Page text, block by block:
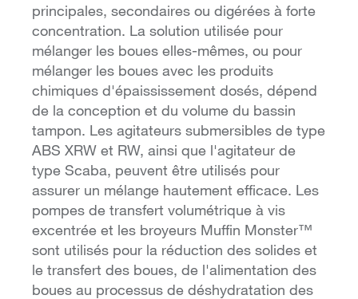
principales, secondaires ou digérées à forte
concentration. La solution utilisée pour
mélanger les boues elles-mêmes, ou pour
mélanger les boues avec les produits
chimiques d'épaississement dosés, dépend
de la conception et du volume du bassin
tampon. Les agitateurs submersibles de type
ABS XRW et RW, ainsi que l'agitateur de
type Scaba, peuvent être utilisés pour
assurer un mélange hautement efficace. Les
pompes de transfert volumétrique à vis
excentrée et les broyeurs Muffin Monster™
sont utilisés pour la réduction des solides et
le transfert des boues, de l'alimentation des
boues au processus de déshydratation des